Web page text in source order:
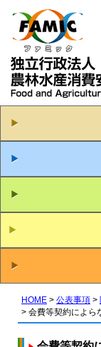
HOME 公表事項
会費等契約によら